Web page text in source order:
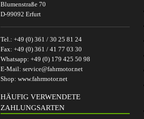
Blumenstraße 70
D-99092 Erfurt
Tel.: +49 (0) 361 / 30 25 81 24
Fax: +49 (0) 361 / 41 77 03 30
Whatsapp: +49 (0) 179 425 50 98
E-Mail: service@fahrmotor.net
Shop: www.fahrmotor.net
HÄUFIG VERWENDETE
ZAHLUNGSARTEN